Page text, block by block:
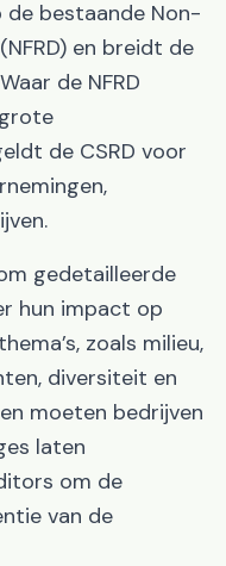
bestaande Non-
en breidt de
de NFRD
de CSRD voor
gedetailleerde
hun impact op
zoals milieu,
diversiteit en
moeten bedrijven
laten
om de
van de